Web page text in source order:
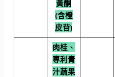
黃酮
(含橙
皮苷)
肉桂、
專利青
汁蔬果